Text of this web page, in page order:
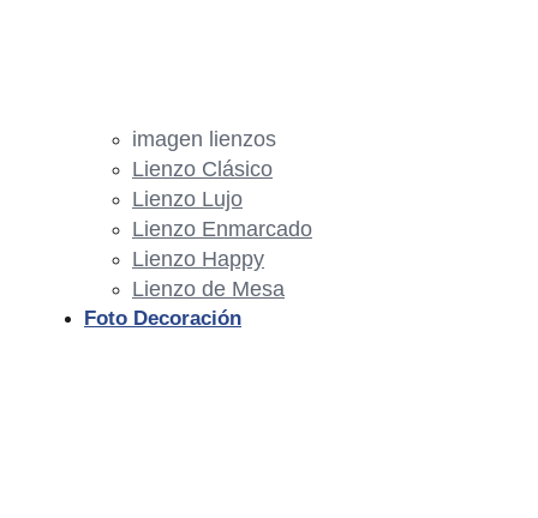
imagen lienzos
Lienzo Clásico
Lienzo Lujo
Lienzo Enmarcado
Lienzo Happy
Lienzo de Mesa
Foto Decoración